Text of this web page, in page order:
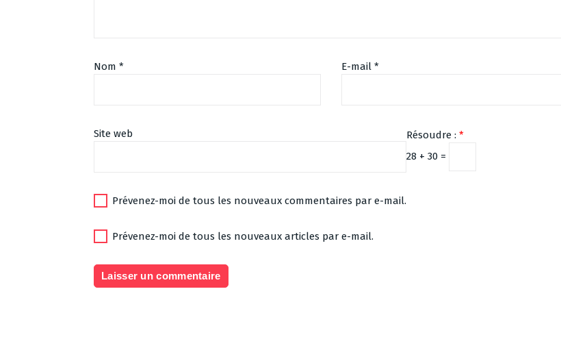
Nom * E-mail *
Site web Résoudre :*
28 + 30 =
Prévenez-moi de tous les nouveaux commentaires par e-mail.
Prévenez-moi de tous les nouveaux articles par e-mail.